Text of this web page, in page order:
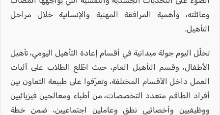
وعائلته، وأهمية المرافقة المهنية والإنسانية خلال مراحل
التأهيل.
تخلّل اليوم جولة ميدانية في أقسام إعادة التأهيل اليومي، تأهيل
الأطفال، وقسم التأهيل العام، حيث اطّلع الطلاب على آليات
العمل داخل الأقسام المختلفة، وتعرّفوا على طبيعة التعاون بين
أفراد الطاقم متعدد التخصصات، من أطباء ومعالجين فيزيائيين
ووظيفيين وأخصائيي نطق وعاملين اجتماعيين، ضمن خطة